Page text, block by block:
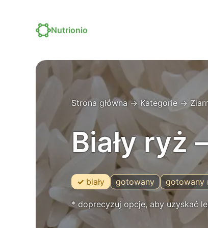
Nutrionio
Strona główna→ Kategorie →
Biały ryż
biały gotowany gotowany
* doprecyzuj opcje, aby uzyskać